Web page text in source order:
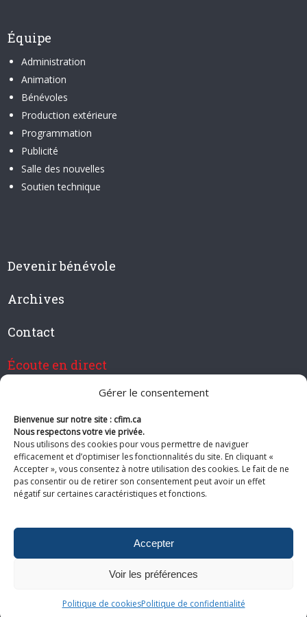
Gérer le consentement
Bienvenue sur notre site : cfim.ca
Nous respectons votre vie privée.
Nous utilisons des cookies pour vous permettre de naviguer
efficacement et d’optimiser les fonctionnalités du site. En cliquant «
Accepter », vous consentez à notre utilisation des cookies. Le fait de ne
pas consentir ou de retirer son consentement peut avoir un effet
négatif sur certaines caractéristiques et fonctions.
Accepter
Voir les préférences
Politique de cookiesPolitique de confidentialité
Équipe
Administration
Animation
Bénévoles
Production extérieure
Programmation
Publicité
Salle des nouvelles
Soutien technique
Devenir bénévole
Archives
Contact
Écoute en direct
Devenir membre de CFIM
Suivez-nous
du site